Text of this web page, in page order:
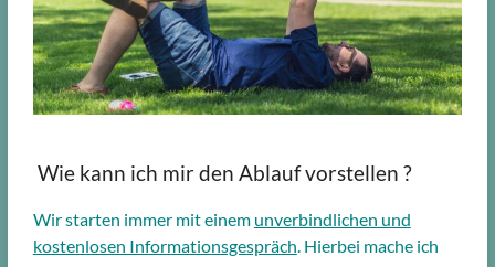
Wie kann ich mir den Ablauf vorstellen ?
Wir starten immer mit einem unverbindlichen und
kostenlosen Informationsgespräch. Hierbei mache ich